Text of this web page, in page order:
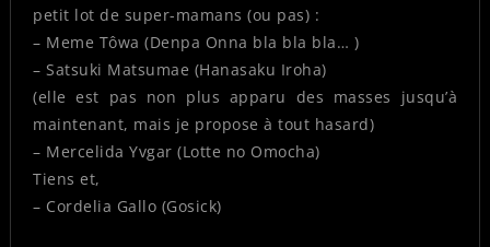
petit lot de super-mamans (ou pas) :
– Meme Tôwa (Denpa Onna bla bla bla… )
– Satsuki Matsumae (Hanasaku Iroha)
(elle est pas non plus apparu des masses jusqu’à
maintenant, mais je propose à tout hasard)
– Mercelida Yvgar (Lotte no Omocha)
Tiens et,
– Cordelia Gallo (Gosick)